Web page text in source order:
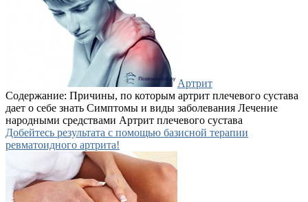
Артрит
Содержание: Причины, по которым артрит плечевого сустава
дает о себе знать Симптомы и виды заболевания Лечение
народными средствами Артрит плечевого сустава
Добейтесь результата с помощью базисной терапии
ревматоидного артрита!